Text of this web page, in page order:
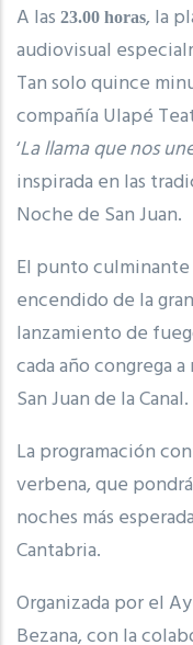
A las 23.00 horas, la
audiovisual
Tan solo quince
compañía Ulapé
‘La llama que nos
inspirada en las
Noche de San Juan.
El punto culminante
encendido de la
lanzamiento de
cada año congrega
San Juan de la Canal.
La programación
verbena, que
noches más
Cantabria.
Organizada por el
Bezana, con la